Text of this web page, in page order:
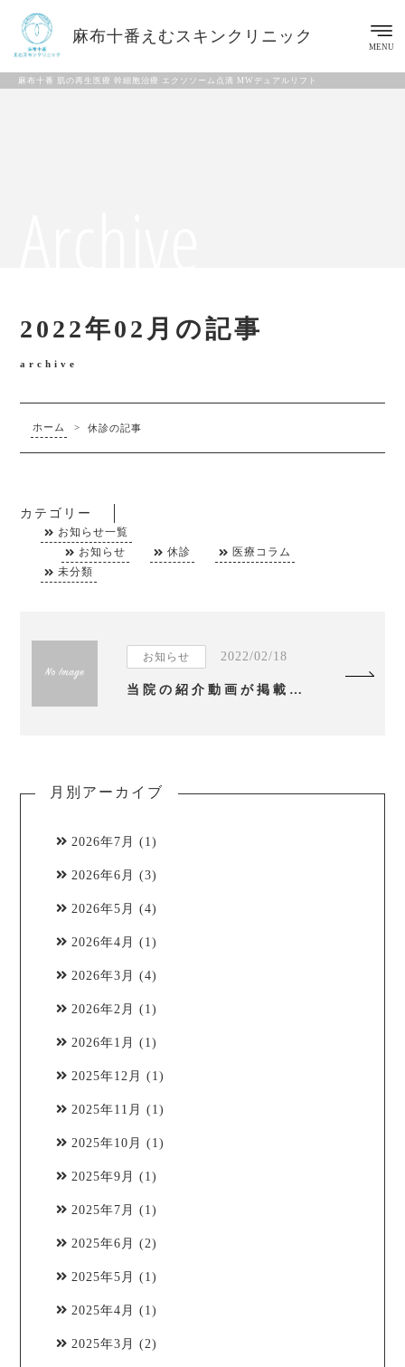
麻布十番 肌の再生医療 幹細胞治療 エクソソーム点滴 MWデュアルリフト
麻布十番えむスキンクリニック
MENU
2022年02月の記事
archive
ホーム > 休診の記事
カテゴリー
お知らせ一覧
お知らせ
休診
医療コラム
未分類
お知らせ 2022/02/18
当院の紹介動画が掲載されました
月別アーカイブ
2026年7月 (1)
2026年6月 (3)
2026年5月 (4)
2026年4月 (1)
2026年3月 (4)
2026年2月 (1)
2026年1月 (1)
2025年12月 (1)
2025年11月 (1)
2025年10月 (1)
2025年9月 (1)
2025年7月 (1)
2025年6月 (2)
2025年5月 (1)
2025年4月 (1)
2025年3月 (2)